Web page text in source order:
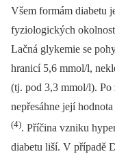
Všem formám diabetu
fyziologických
Lačná glykemie se
hranicí 5,6 mmol/l,
(tj. pod 3,3 mmol/l). Po
nepřesáhne její
(4). Příčina vzniku
diabetu liší. V případě